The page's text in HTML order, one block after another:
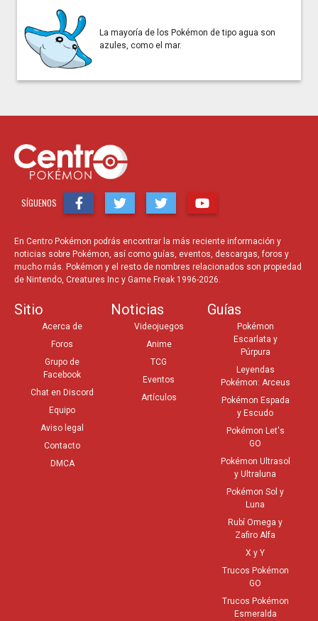
La mayoría de los Pokémon de tipo agua son
azules, como el mar.
SÍGUENOS
En Centro Pokémon podrás encontrar la más reciente información y
noticias sobre Pokémon, así como guías, eventos, descargas, foros y
mucho más. Pokémon y el resto de nombres relacionados son propiedad
de Nintendo, Creatures Inc y Game Freak 1996-2026.
Sitio
Acerca de
Foros
Grupo de
Facebook
Chat en Discord
Equipo
Aviso legal
Contacto
DMCA
Noticias
Videojuegos
Anime
TCG
Eventos
Artículos
Guías
Pokémon
Escarlata y
Púrpura
Leyendas
Pokémon: Arceus
Pokémon Espada
y Escudo
Pokémon Let's
GO
Pokémon Ultrasol
y Ultraluna
Pokémon Sol y
Luna
Rubí Omega y
Zafiro Alfa
X y Y
Trucos Pokémon
GO
Trucos Pokémon
Esmeralda